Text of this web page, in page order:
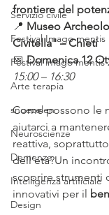
Servizio civile
Festival Imago mentis
Festival imago mentis
Arte terapia
snoezelen
Neuroscienze
Demenze
Intelligenza artificiale
Design
frontiere del
📍 Museo
Civitella" – Chieti
📅 Domenica 12
15:00 – 16:30
Come possono le
aiutarci a
reattiva,
dell’età?Un
scoprire strumenti
innovativi per il